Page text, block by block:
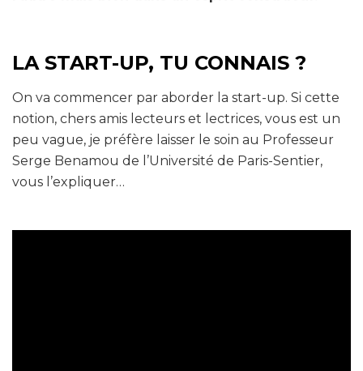
LA START-UP, TU CONNAIS ?
On va commencer par aborder la start-up. Si cette
notion, chers amis lecteurs et lectrices, vous est un
peu vague, je préfère laisser le soin au Professeur
Serge Benamou de l’Université de Paris-Sentier,
vous l’expliquer…